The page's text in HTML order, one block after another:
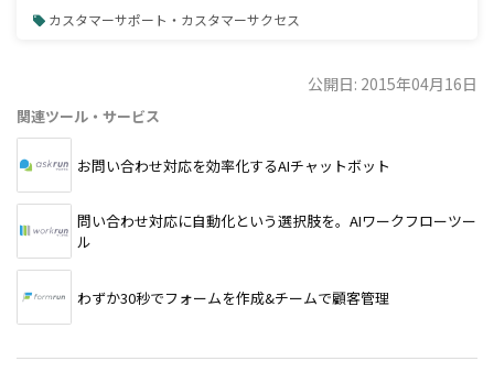
カスタマーサポート・カスタマーサクセス
公開日: 2015年04月16日
関連ツール・サービス
お問い合わせ対応を効率化するAIチャットボット
問い合わせ対応に自動化という選択肢を。AIワークフローツー
ル
わずか30秒でフォームを作成&チームで顧客管理